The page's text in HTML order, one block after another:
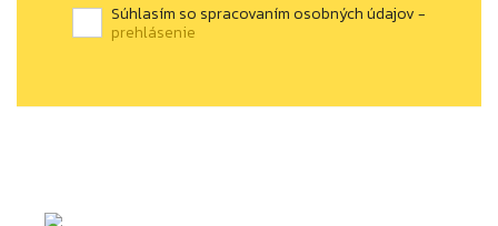
Súhlasím so spracovaním osobných údajov -
prehlásenie